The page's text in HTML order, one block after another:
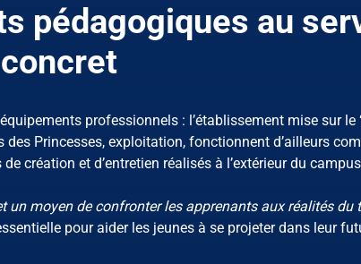
pédagogiques au
professionnels : l’établissement mise sur le
des Princesses, exploitation, fonctionnent d’ailleurs
création et d’entretien réalisés à l’extérieur du
un moyen de confronter les apprenants aux réalités du
pour aider les jeunes à se projeter dans leur